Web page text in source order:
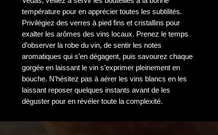
température pour en apprécier toutes les subtilités.
Privilégiez des verres à pied fins et cristallins pour
exalter les arômes des vins locaux. Prenez le temps
d’observer la robe du vin, de sentir les notes
aromatiques qui s’en dégagent, puis savourez chaque
gorgée en laissant le vin s’exprimer pleinement en
bouche. N’hésitez pas à aérer les vins blancs en les
laissant reposer quelques instants avant de les
déguster pour en révéler toute la complexité.